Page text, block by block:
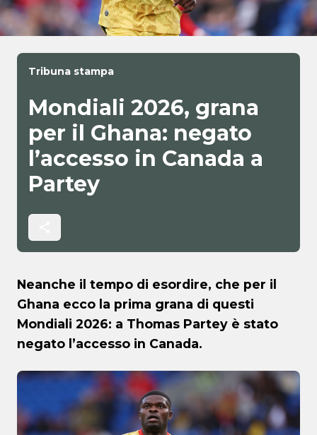
Tribuna stampa
Mondiali 2026, grana
per il Ghana: negato
l’accesso in Canada a
Partey
Neanche il tempo di esordire, che per il
Ghana ecco la prima grana di questi
Mondiali 2026: a Thomas Partey è stato
negato l’accesso in Canada.